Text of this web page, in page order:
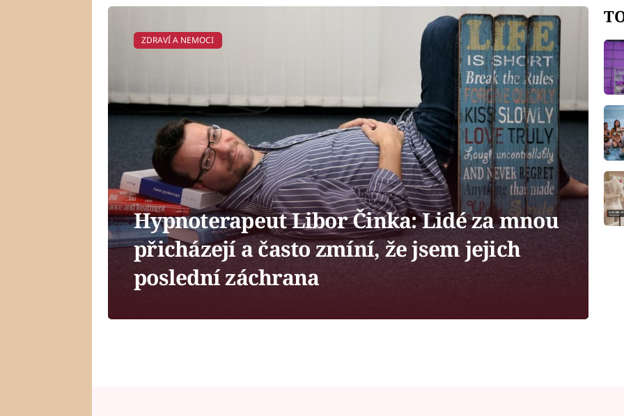
ZDRAVÍ A NEMOCI
Hypnoterapeut Libor Činka: Lidé za mnou
přicházejí a často zmíní, že jsem jejich
poslední záchrana